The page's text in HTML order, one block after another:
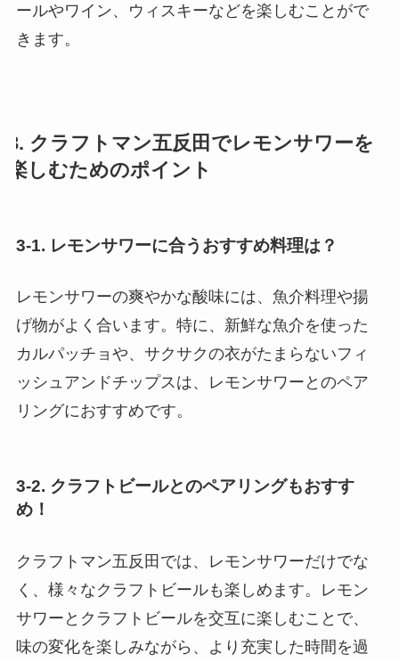
ールやワイン、ウィスキーなどを楽しむことがで
きます。
3. クラフトマン五反田でレモンサワーを
楽しむためのポイント
3-1. レモンサワーに合うおすすめ料理は？
レモンサワーの爽やかな酸味には、魚介料理や揚
げ物がよく合います。特に、新鮮な魚介を使った
カルパッチョや、サクサクの衣がたまらないフィ
ッシュアンドチップスは、レモンサワーとのペア
リングにおすすめです。
3-2. クラフトビールとのペアリングもおすす
め！
クラフトマン五反田では、レモンサワーだけでな
く、様々なクラフトビールも楽しめます。レモン
サワーとクラフトビールを交互に楽しむことで、
味の変化を楽しみながら、より充実した時間を過